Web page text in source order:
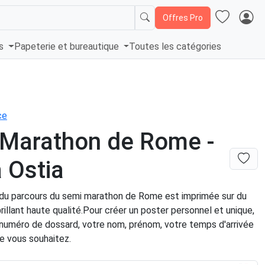
Offres Pro
Papeterie et bureautique Toutes les catégories
de Rome -
Ostia
parcours du semi marathon de Rome est imprimée sur du
haute qualité.Pour créer un poster personnel et unique,
de dossard, votre nom, prénom, votre temps d'arrivée
vous souhaitez.